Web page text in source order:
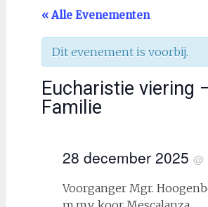
« Alle Evenementen
Dit evenement is voorbij.
Eucharistie viering
Familie
28 december 2025 @
Voorganger Mgr.